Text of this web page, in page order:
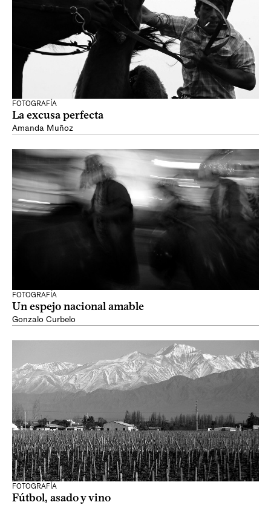
FOTOGRAFÍA
La excusa perfecta
Amanda Muñoz
FOTOGRAFÍA
Un espejo nacional amable
Gonzalo Curbelo
FOTOGRAFÍA
Fútbol, asado y vino